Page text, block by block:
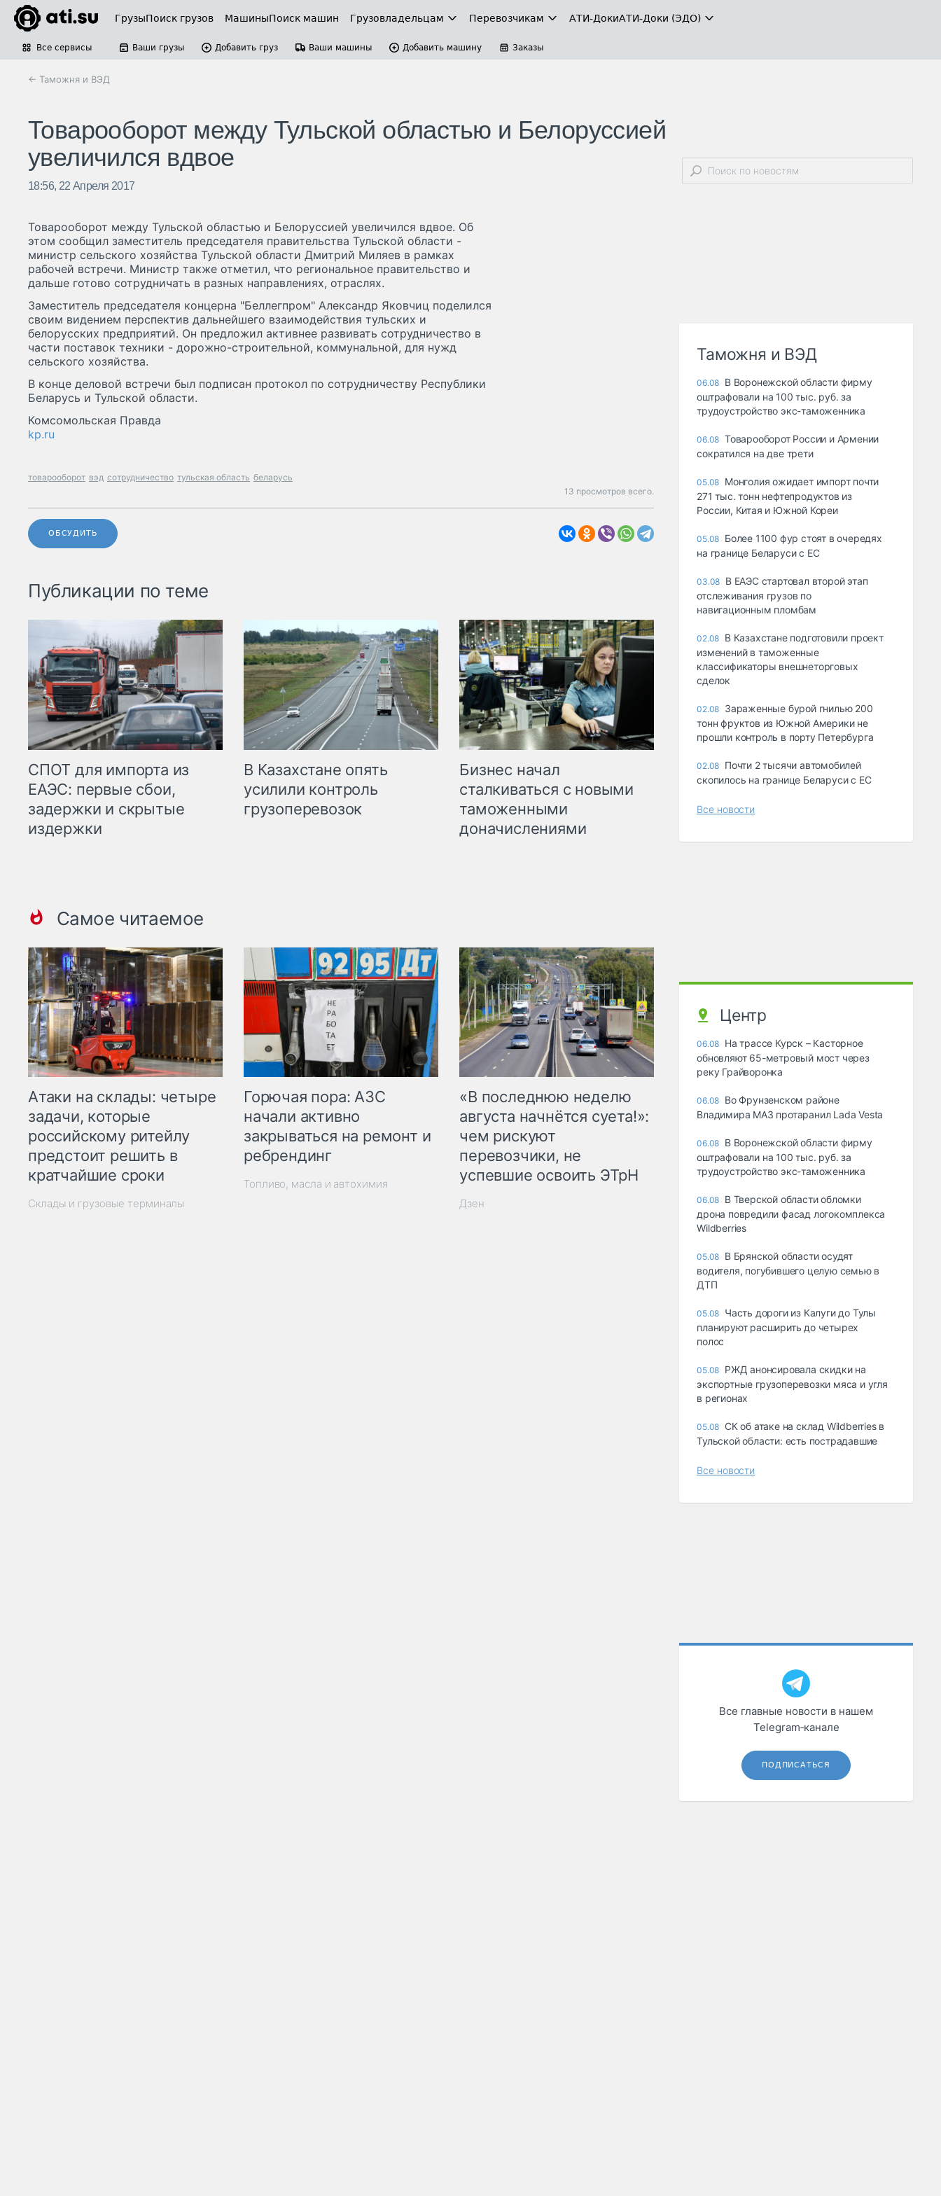
ГрузыПоиск грузов МашиныПоиск машин Грузовладельцам Перевозчикам АТИ-ДокиАТИ-Доки (ЭДО)
Все сервисы Ваши грузы Добавить груз Ваши машины Добавить машину Заказы
← Таможня и ВЭД
Товарооборот между Тульской областью и Белоруссией
увеличился вдвое
18:56, 22 Апреля 2017
Товарооборот между Тульской областью и Белоруссией увеличился вдвое. Об
этом сообщил заместитель председателя правительства Тульской области -
министр сельского хозяйства Тульской области Дмитрий Миляев в рамках
рабочей встречи. Министр также отметил, что региональное правительство и
дальше готово сотрудничать в разных направлениях, отраслях.
Заместитель председателя концерна "Беллегпром" Александр Яковчиц поделился
своим видением перспектив дальнейшего взаимодействия тульских и
белорусских предприятий. Он предложил активнее развивать сотрудничество в
части поставок техники - дорожно-строительной, коммунальной, для нужд
сельского хозяйства.
В конце деловой встречи был подписан протокол по сотрудничеству Республики
Беларусь и Тульской области.
Комсомольская Правда
kp.ru
товарооборот вэд сотрудничество тульская область беларусь
13 просмотров всего.
ОБСУДИТЬ
Публикации по теме
СПОТ для импорта из
ЕАЭС: первые сбои,
задержки и скрытые
издержки
В Казахстане опять
усилили контроль
грузоперевозок
Бизнес начал
сталкиваться с новыми
таможенными
доначислениями
Самое читаемое
Атаки на склады: четыре
задачи, которые
российскому ритейлу
предстоит решить в
кратчайшие сроки
Склады и грузовые терминалы
Горючая пора: АЗС
начали активно
закрываться на ремонт и
ребрендинг
Топливо, масла и автохимия
«В последнюю неделю
августа начнётся суета!»:
чем рискуют
перевозчики, не
успевшие освоить ЭТрН
Дзен
Таможня и ВЭД
06.08 В Воронежской области фирму
оштрафовали на 100 тыс. руб. за
трудоустройство экс-таможенника
06.08 Товарооборот России и Армении
сократился на две трети
05.08 Монголия ожидает импорт почти
271 тыс. тонн нефтепродуктов из
России, Китая и Южной Кореи
05.08 Более 1100 фур стоят в очередях
на границе Беларуси с ЕС
03.08 В ЕАЭС стартовал второй этап
отслеживания грузов по
навигационным пломбам
02.08 В Казахстане подготовили проект
изменений в таможенные
классификаторы внешнеторговых
сделок
02.08 Зараженные бурой гнилью 200
тонн фруктов из Южной Америки не
прошли контроль в порту Петербурга
02.08 Почти 2 тысячи автомобилей
скопилось на границе Беларуси с ЕС
Все новости
Центр
06.08 На трассе Курск – Касторное
обновляют 65-метровый мост через
реку Грайворонка
06.08 Во Фрунзенском районе
Владимира МАЗ протаранил Lada Vesta
06.08 В Воронежской области фирму
оштрафовали на 100 тыс. руб. за
трудоустройство экс-таможенника
06.08 В Тверской области обломки
дрона повредили фасад логокомплекса
Wildberries
05.08 В Брянской области осудят
водителя, погубившего целую семью в
ДТП
05.08 Часть дороги из Калуги до Тулы
планируют расширить до четырех
полос
05.08 РЖД анонсировала скидки на
экспортные грузоперевозки мяса и угля
в регионах
05.08 СК об атаке на склад Wildberries в
Тульской области: есть пострадавшие
Все новости
Все главные новости в нашем
Telegram‑канале
ПОДПИСАТЬСЯ